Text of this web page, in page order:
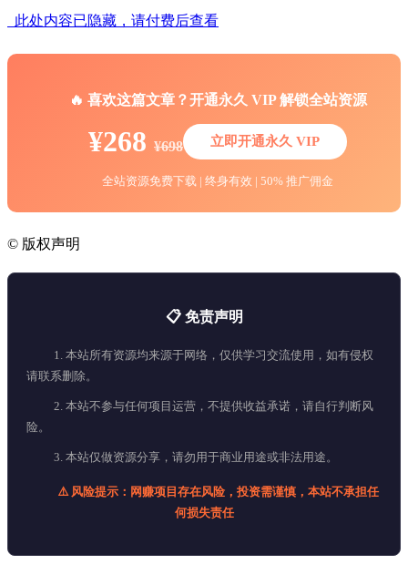
此处内容已隐藏，请付费后查看
🔥 喜欢这篇文章？开通永久 VIP 解锁全站资源
¥268 ¥698 立即开通永久 VIP
全站资源免费下载 | 终身有效 | 50% 推广佣金
© 版权声明
📋 免责声明
1. 本站所有资源均来源于网络，仅供学习交流使用，如有侵权
请联系删除。
2. 本站不参与任何项目运营，不提供收益承诺，请自行判断风
险。
3. 本站仅做资源分享，请勿用于商业用途或非法用途。
⚠️ 风险提示：网赚项目存在风险，投资需谨慎，本站不承担任
何损失责任